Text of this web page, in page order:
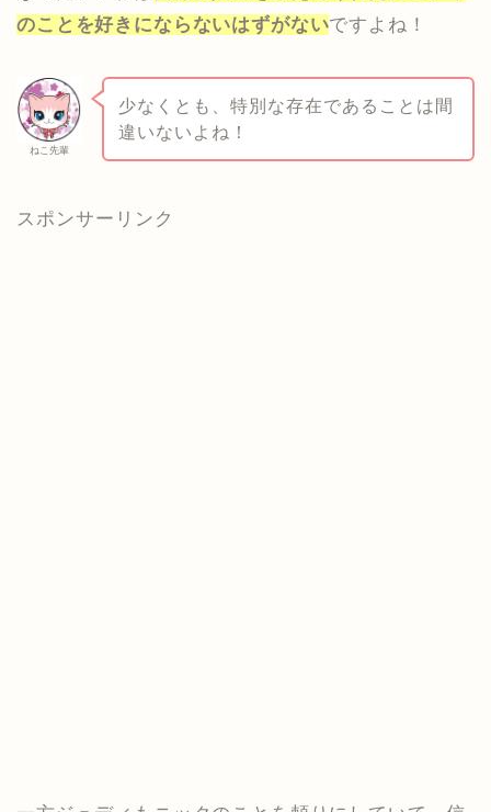
のことを好きにならないはずがないですよね！
ねこ先輩
少なくとも、特別な存在であることは間
違いないよね！
スポンサーリンク